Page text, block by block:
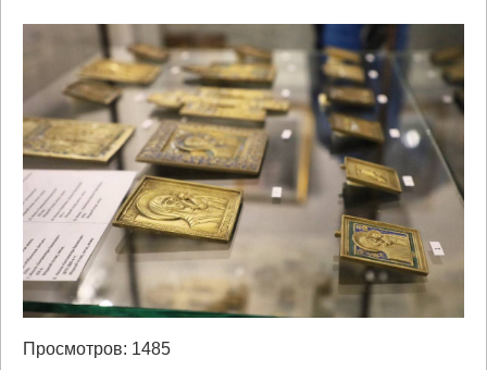
Просмотров: 1485